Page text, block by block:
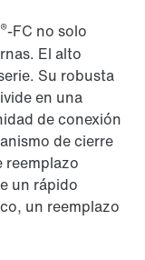
®-FC no solo
El alto
Su robusta
en una
de conexión
de cierre
un rápido
un reemplazo